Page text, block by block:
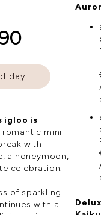
igloo is
mini-
with
a honeymoon,
celebration.
of sparkling
with a